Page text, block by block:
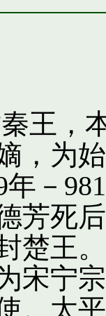
王，
，为
－
芳死
楚王
宋宁